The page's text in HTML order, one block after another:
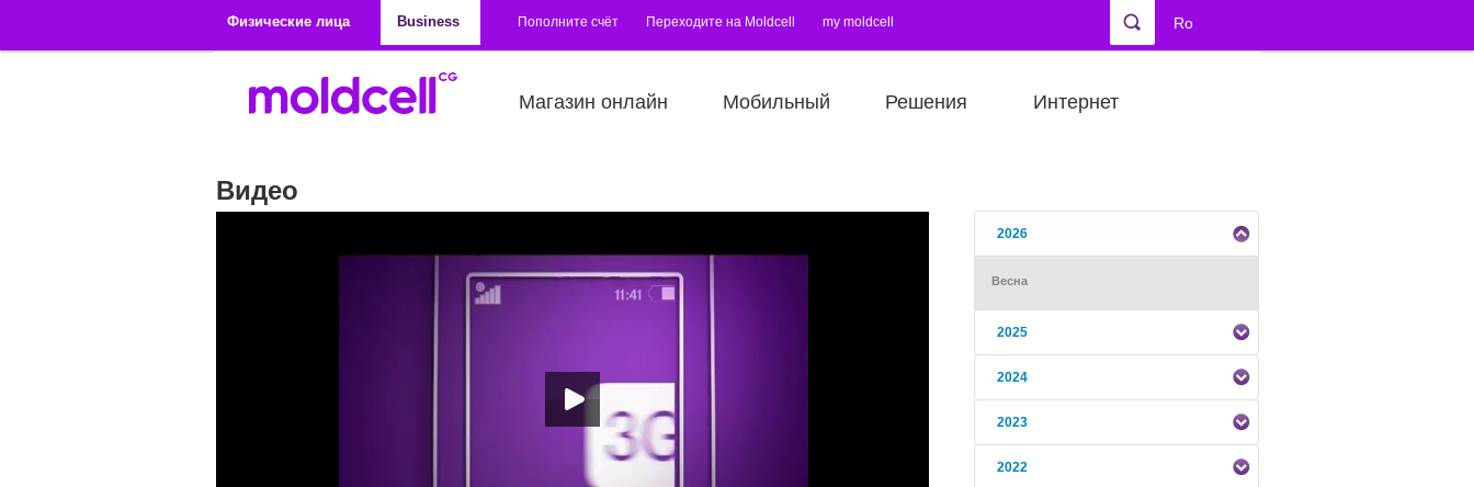
Физические лица
Business Пополните счёт Переходите на Moldcell my moldcell Ro
Магазин онлайн Мобильный Решения Интернет
Видео
2026
Весна
2025
2024
2023
2022